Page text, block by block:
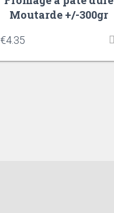
Moutarde +/-300gr
€4.35